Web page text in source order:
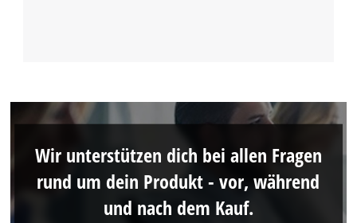
Wir unterstützen dich bei allen Fragen
rund um dein Produkt - vor, während
und nach dem Kauf.